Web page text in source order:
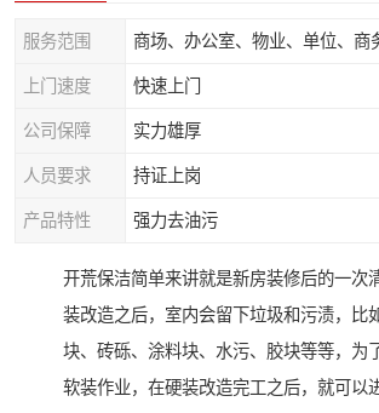
服务范围 商场、办公室、物业、单位、商
上门速度 快速上门
公司保障 实力雄厚
人员要求 持证上岗
产品特性 强力去油污
开荒保洁简单来讲就是新房装修后的一次
装改造之后，室内会留下垃圾和污渍，比
块、砖砾、涂料块、水污、胶块等等，为
软装作业，在硬装改造完工之后，就可以